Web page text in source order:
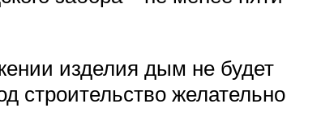
изделия дым не будет
строительство желательно